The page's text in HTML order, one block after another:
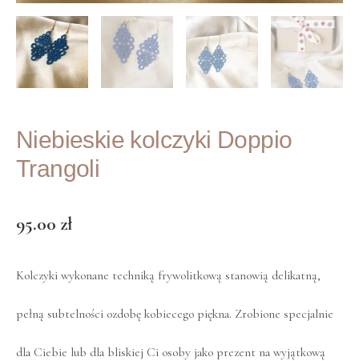
Niebieskie kolczyki Doppio
Trangoli
95.00 zł
Kolczyki wykonane techniką frywolitkową stanowią delikatną,
pełną subtelności ozdobę kobiecego piękna. Zrobione specjalnie
dla Ciebie lub dla bliskiej Ci osoby jako prezent na wyjątkową